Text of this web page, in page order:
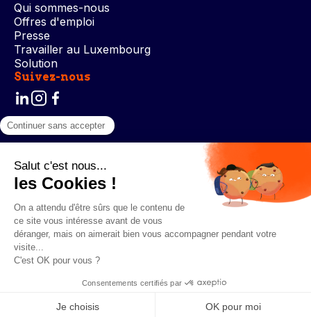
Qui sommes-nous
Offres d'emploi
Presse
Travailler au Luxembourg
Solution
Suivez-nous
Conditions générales d’utilisation
Gestion des cookies